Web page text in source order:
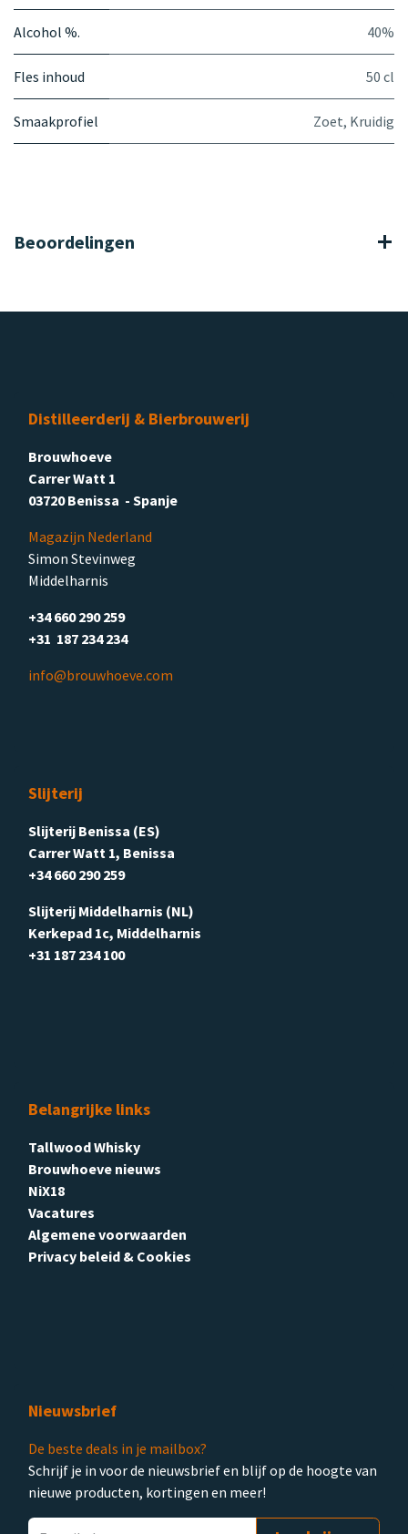
Alcohol %. 40%
Fles inhoud 50 cl
Smaakprofiel Zoet, Kruidig
Beoordelingen
Distilleerderij & Bierbrouwerij
Brouwhoeve
Carrer Watt 1
03720 Benissa - Spanje
Magazijn Nederland
Simon Stevinweg
Middelharnis
+34 660 290 259
+31 187 234 234
info@brouwhoeve.com
Slijterij
Slijterij Benissa (ES)
Carrer Watt 1, Benissa
+34 660 290 259
Slijterij Middelharnis (NL)
Kerkepad 1c, Middelharnis
+31 187 234 100
Belangrijke links
Tallwood Whisky
Brouwhoeve nieuws
NiX18
Vacatures
Algemene voorwaarden
Privacy beleid & Cookies
Nieuwsbrief
De beste deals in je mailbox?
Schrijf je in voor de nieuwsbrief en blijf op de hoogte van
nieuwe producten, kortingen en meer!